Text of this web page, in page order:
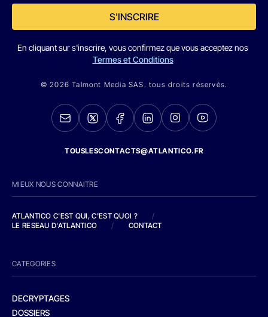
S'INSCRIRE
En cliquant sur s'inscrire, vous confirmez que vous acceptez nos
Termes et Conditions
© 2026 Talmont Media SAS. tous droits réservés.
TOUSLESCONTACTS@ATLANTICO.FR
MIEUX NOUS CONNAITRE
ATLANTICO C'EST QUI, C'EST QUOI ?
/
LE RESEAU D'ATLANTICO
/ CONTACT
CATEGORIES
DECRYPTAGES
DOSSIERS